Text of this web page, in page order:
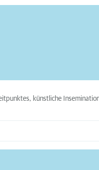
künstliche